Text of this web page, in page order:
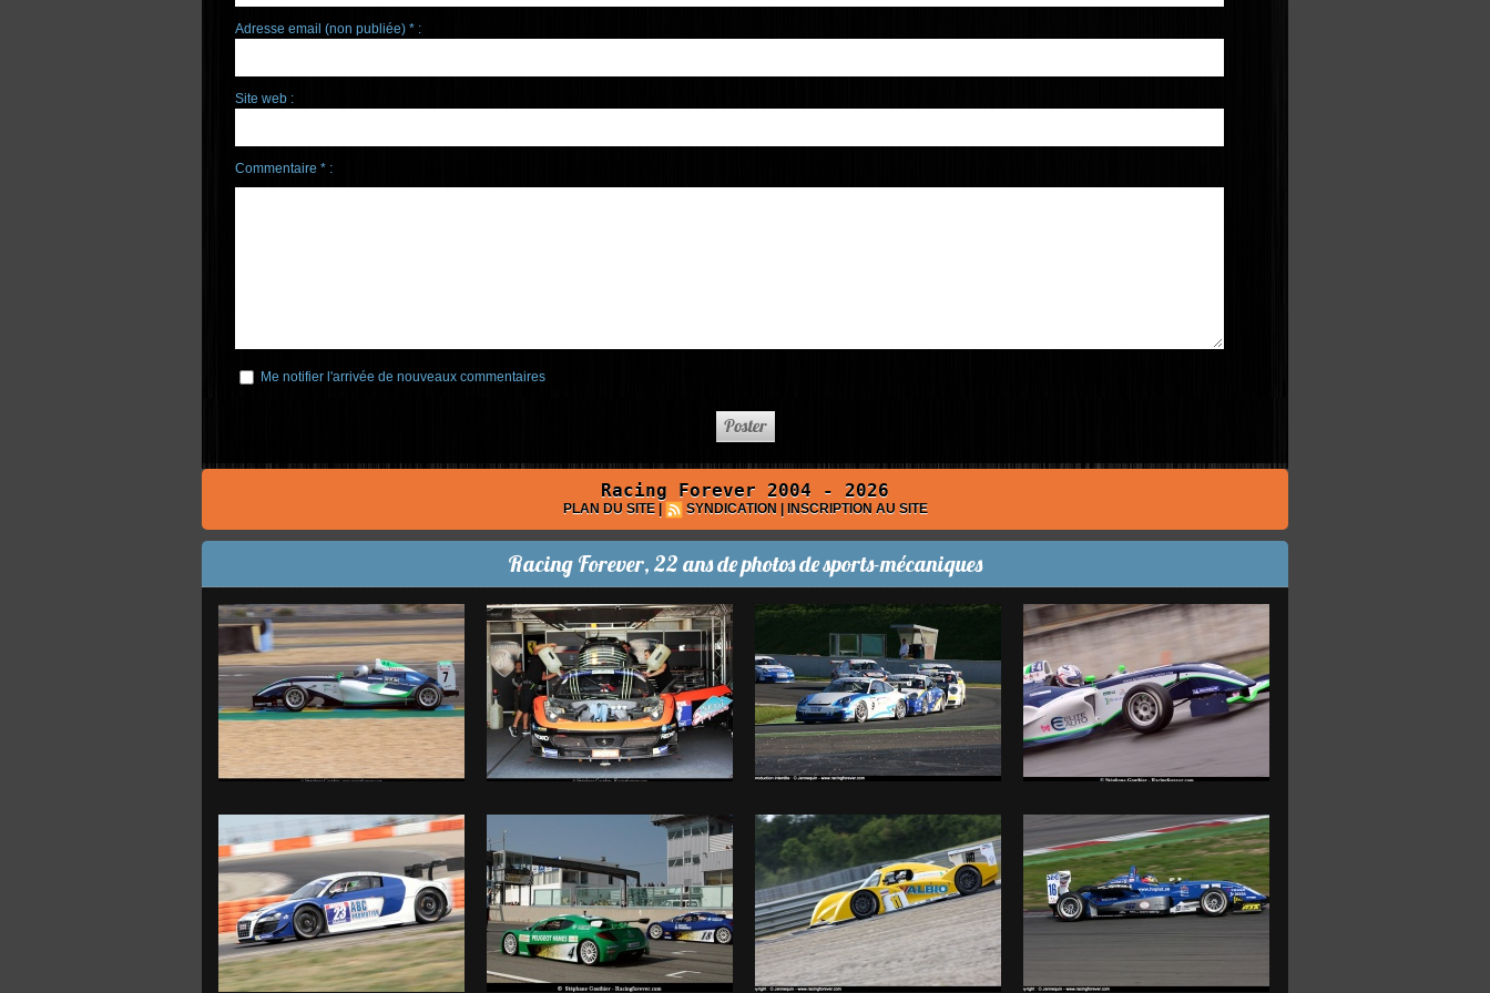
Adresse email (non publiée) * :
Site web :
Commentaire * :
Me notifier l'arrivée de nouveaux commentaires
Racing Forever 2004 - 2026
PLAN DU SITE | SYNDICATION | INSCRIPTION AU SITE
Racing Forever, 22 ans de photos de sports-mécaniques